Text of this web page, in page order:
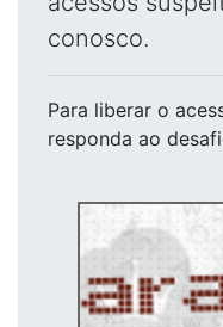
conosco.
Para liberar o
responda ao